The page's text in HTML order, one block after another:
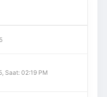
Saat: 02:19 PM